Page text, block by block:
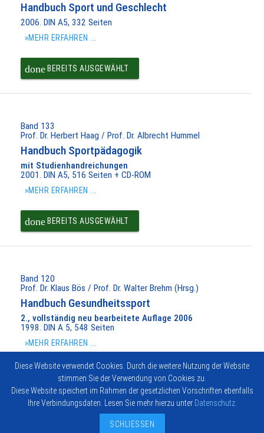
Handbuch Sport und Geschlecht
2006. DIN A5, 332 Seiten
»MEHR ERFAHREN ...
doneBEREITS AUSGEWÄHLT
Band 133
Prof. Dr. Herbert Haag / Prof. Dr. Albrecht Hummel
Handbuch Sportpädagogik
mit Studienhandreichungen
2001. DIN A5, 516 Seiten + CD-ROM
»MEHR ERFAHREN ...
doneBEREITS AUSGEWÄHLT
Band 120
Prof. Dr. Klaus Bös / Prof. Dr. Walter Brehm (Hrsg.)
Handbuch Gesundheitssport
2., vollständig neu bearbeitete Auflage 2006
1998. DIN A 5, 548 Seiten
»MEHR ERFAHREN ...
BEREITS AUSGEWÄHLT
Impressum Vertrag widerrufen
© 2026
Hofmann-
Kontakt
Diese Website verwendet Cookies. Durch die weitere Nutzung der Website
stimmen Sie der Verwendung von Cookies zu.
Diese Website speichert im Rahmen der gesetzlichen Vorschriften ebenfalls
Ihre Verbindungsdaten. Lesen Sie mehr hierzu unter Datenschutz.
SCHLIESSEN